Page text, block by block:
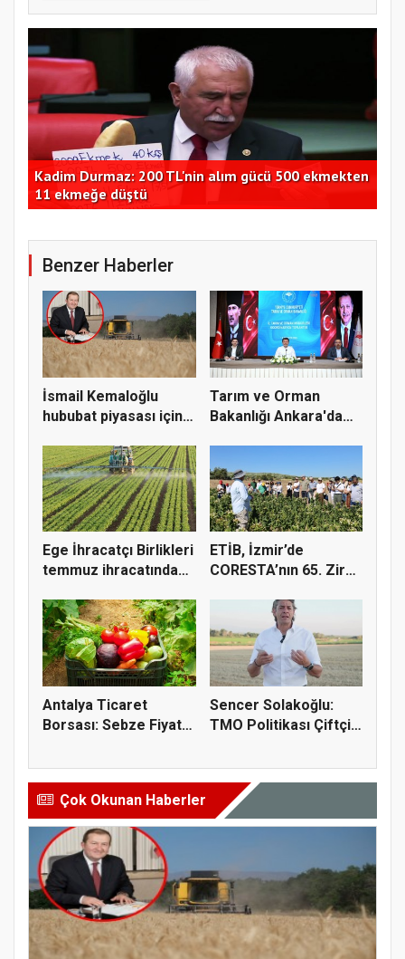
Kadim Durmaz: 200 TL'nin alım gücü 500 ekmekten
11 ekmeğe düştü
Benzer Haberler
İsmail Kemaloğlu
hububat piyasası için 4
Tarım ve Orman
Bakanlığı Ankara'da
Ege İhracatçı Birlikleri
temmuz ihracatında
ETİB, İzmir’de
CORESTA’nın 65. Zirai
Antalya Ticaret
Borsası: Sebze Fiyat
Sencer Solakoğlu:
TMO Politikası Çiftçiyi
Çok Okunan Haberler